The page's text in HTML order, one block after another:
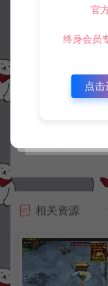
相关资源
官
终身会员
点